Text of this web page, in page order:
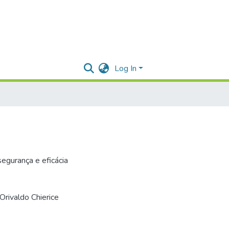
Log In
e eficácia
Chierice